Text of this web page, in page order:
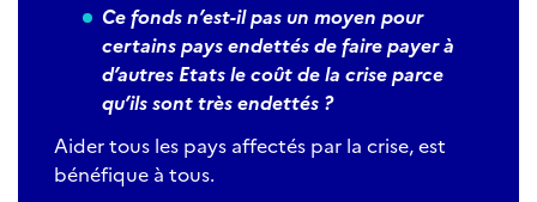
Ce fonds n’est-il pas un moyen pour
certains pays endettés de faire payer à
d’autres Etats le coût de la crise parce
qu’ils sont très endettés ?
Aider tous les pays affectés par la crise, est
bénéfique à tous.